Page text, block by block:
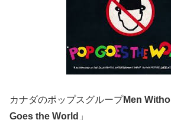
カナダのポップスグループMen
Goes the World 」